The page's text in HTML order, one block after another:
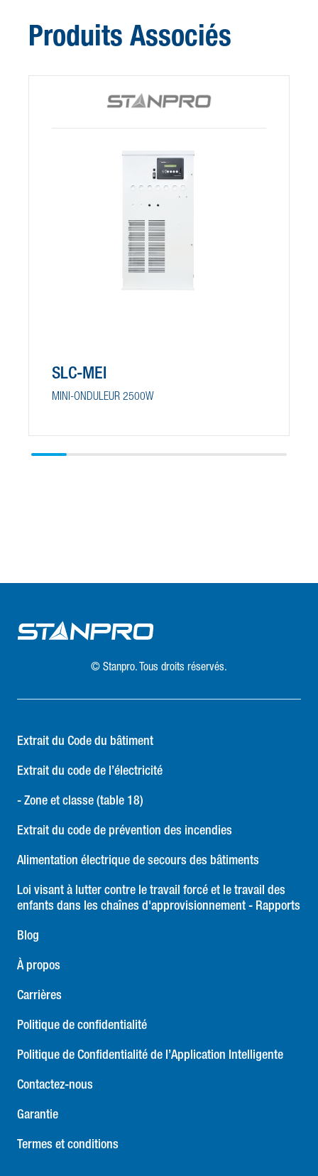
Produits Associés
SLC-MEI
MINI-ONDULEUR 2500W
© Stanpro. Tous droits réservés.
Extrait du Code du bâtiment
Extrait du code de l’électricité
- Zone et classe (table 18)
Extrait du code de prévention des incendies
Alimentation électrique de secours des bâtiments
Loi visant à lutter contre le travail forcé et le travail des
enfants dans les chaînes d'approvisionnement - Rapports
Blog
À propos
Carrières
Politique de confidentialité
Politique de Confidentialité de l’Application Intelligente
Contactez-nous
Garantie
Termes et conditions